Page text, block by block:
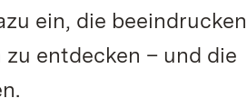
ein, die
entdecken – und die